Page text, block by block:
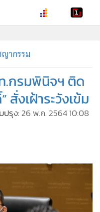
ากรรม
.กรมพินิจฯ ติด
สั่งเฝ้าระวังเข้ม
ปรุง: 26 พ.ค. 2564 10:08